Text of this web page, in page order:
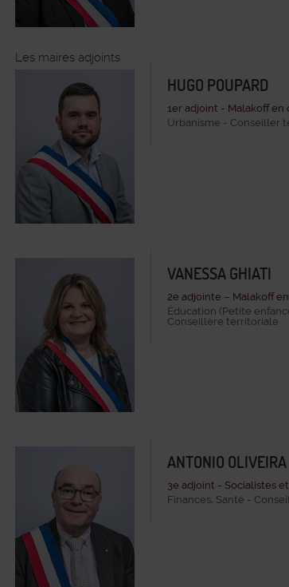
Les maires adjoints
HUGO POUPARD
1er adjoint - Malakoff
Urbanisme - Conseiller
VANESSA GHIATI
2e adjointe – Malakoff
Éducation (Petite
Conseillère territoriale
ANTONIO OLIVEIRA
3e adjoint - Socialistes
Finances, Santé -